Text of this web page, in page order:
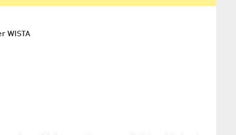
WISTA